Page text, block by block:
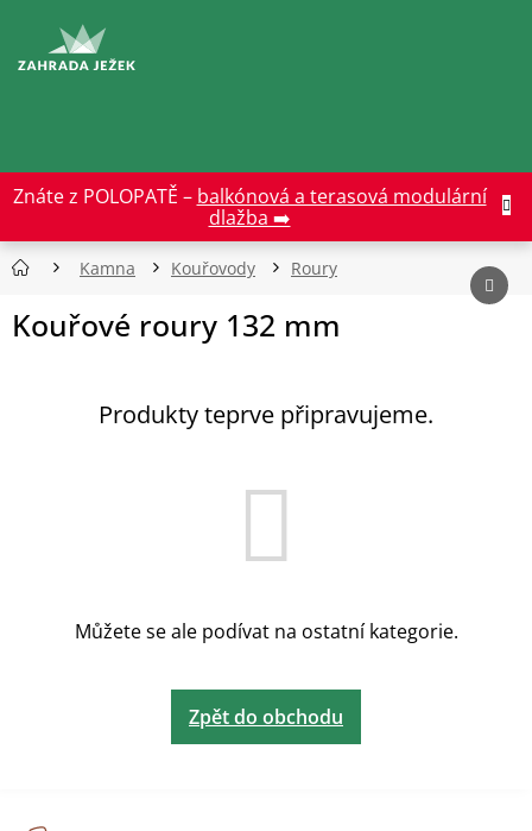
obsah
Znáte z POLOPATĚ – balkónová a terasová modulární
dlažba ➡️
Kamna Kouřovody Roury
Kouřové roury 132 mm
Produkty teprve připravujeme.
Můžete se ale podívat na ostatní kategorie.
Zpět do obchodu